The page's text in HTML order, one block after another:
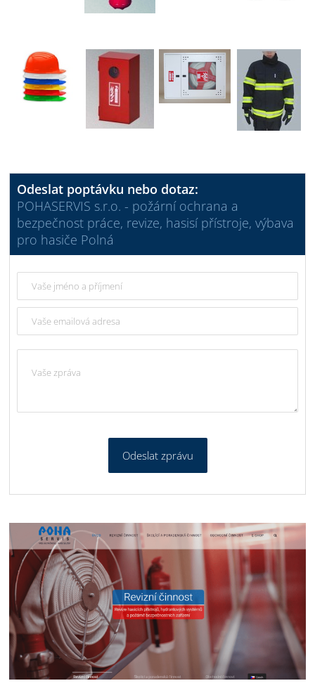
Odeslat poptávku nebo dotaz:
POHASERVIS s.r.o. - požární ochrana a
bezpečnost práce, revize, hasisí přístroje, výbava
pro hasiče Polná
Odeslat zprávu